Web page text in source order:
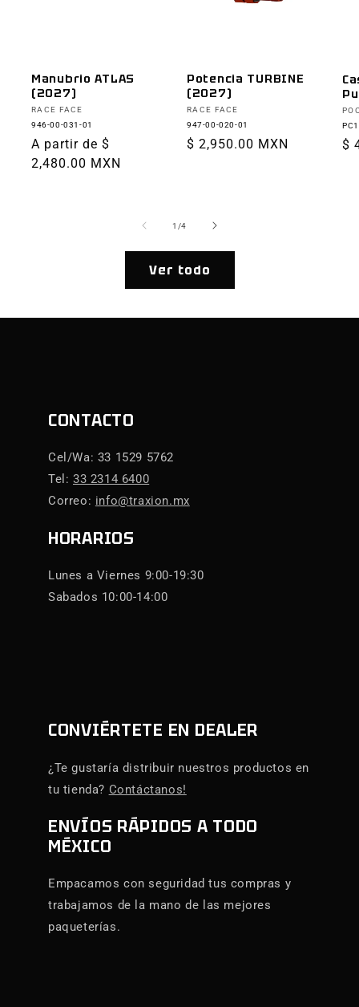
Manubrio ATLAS
(2027)
Proveedor:
RACE FACE
946-00-031-01
Precio
habitual
A partir de $
2,480.00 MXN
Potencia TURBINE
(2027)
Proveedor:
RACE FACE
947-00-020-01
Precio
$ 2,950.00 MXN $
1 /de
4
Ver todo
CONTACTO
Cel/Wa: 33 1529 5762
Tel:33 2314 6400
Correo: info@traxion.mx
HORARIOS
Lunes a Viernes 9:00-19:30
Sabados 10:00-14:00
CONVIÉRTETE EN DEALER
¿Te gustaría distribuir nuestros productos en
tu tienda? Contáctanos!
ENVÍOS RÁPIDOS A TODO
MÉXICO
Empacamos con seguridad tus compras y
trabajamos de la mano de las mejores
paqueterías.